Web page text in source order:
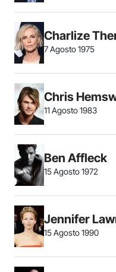
Charlize
7 Agosto 1975
Chris
11 Agosto 1983
Ben Affleck
15 Agosto 1972
Jennifer
15 Agosto 1990